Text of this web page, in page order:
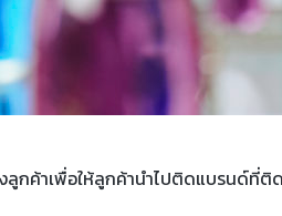
ค้าเพื่อให้ลูกค้านำไปติดแบรนด์ที่ติ